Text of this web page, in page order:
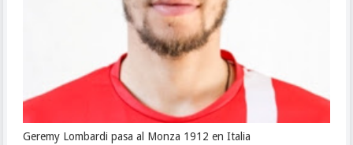
Geremy Lombardi pasa al Monza 1912 en Italia